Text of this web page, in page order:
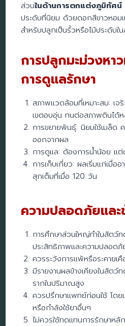
ส่วนในด้านการตกแต่งภูมิทัศน์
ประดับที่นิยม ด้วยดอกสีขาวหอมแ
สำหรับปลูกเป็นรั้วหรือไม้ประดับใ
การปลูกมะม่วงหาว
การดูแลรักษา
สภาพแวดล้อมที่เหมาะสม: เจ
เขตอบอุ่น ทนต่อสภาพดินได้ห
การขยายพันธุ์: นิยมใช้เมล็ด
ออกจากผล
การดูแล: ต้องการน้ำน้อย แต่
การเก็บเกี่ยว: ผลเริ่มแก่เมื่
สุกเต็มที่เมื่อ 120 วัน
ความปลอดภัยและ
การศึกษาส่วนใหญ่ทำในสัตว์
ประสิทธิภาพและความปลอดภั
ควรระวังการแพ้หรือระคายเ
มีรายงานผลข้างเคียงในสัตว์
รากในปริมาณสูง
ควรปรึกษาแพทย์ก่อนใช้ โดย
หรือกำลังใช้ยาอื่นๆ
ไม่ควรใช้ทดแทนการรักษาหลั